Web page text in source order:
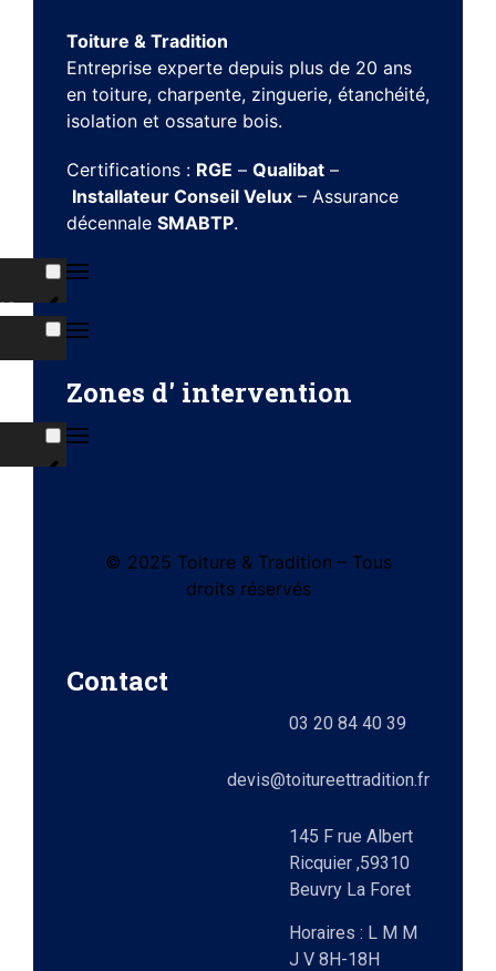
Toiture & Tradition
Entreprise experte depuis plus de 20 ans
en toiture, charpente, zinguerie, étanchéité,
isolation et ossature bois.
Certifications : RGE – Qualibat –
Installateur Conseil Velux – Assurance
décennale SMABTP.
Zones d' intervention
© 2025 Toiture & Tradition – Tous
droits réservés
Contact
03 20 84 40 39
devis@toitureettradition.fr
145 F rue Albert
Ricquier ,59310
Beuvry La Foret
Horaires : L M M
J V 8H-18H